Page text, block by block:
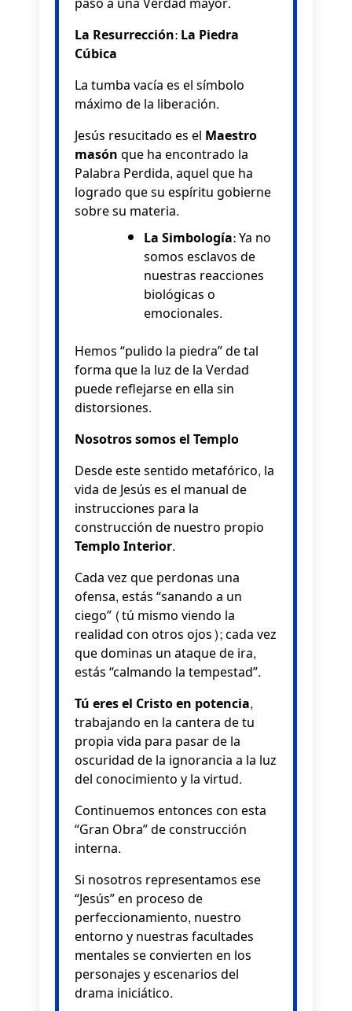
La Resurrección: La Piedra
Cúbica
La tumba vacía es el símbolo
máximo de la liberación.
Jesús resucitado es el Maestro
masónque ha encontrado la
Palabra Perdida, aquel que ha
logrado que su espíritu gobierne
sobre su materia.
La Simbología:Ya no
somos esclavos de
nuestras reacciones
biológicas o
emocionales.
Hemos “pulido la piedra” de tal
forma que la luz de la Verdad
puede reflejarse en ella sin
distorsiones.
Nosotros somos el Templo
Desde este sentido metafórico, la
vida de Jesús es el manual de
instrucciones para la
construcción de nuestro propio
Templo Interior.
Cada vez que perdonas una
ofensa, estás “sanando a un
ciego” (tú mismo viendo la
realidad con otros ojos); cada vez
que dominas un ataque de ira,
estás “calmando la tempestad”.
Tú eres el Cristo en potencia,
trabajando en la cantera de tu
propia vida para pasar de la
oscuridad de la ignorancia a la luz
del conocimiento y la virtud.
Continuemos entonces con esta
“Gran Obra” de construcción
interna.
Si nosotros representamos ese
“Jesús” en proceso de
perfeccionamiento, nuestro
entorno y nuestras facultades
mentales se convierten en los
personajes y escenarios del
drama iniciático.